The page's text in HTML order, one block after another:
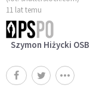
11 lat temu
Szymon Hiżycki OSB